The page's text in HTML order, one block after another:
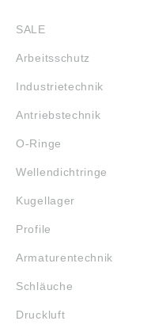
SALE
Arbeitsschutz
Industrietechnik
Antriebstechnik
O-Ringe
Wellendichtringe
Kugellager
Profile
Armaturentechnik
Schläuche
Druckluft